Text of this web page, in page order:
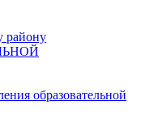
району
образовательной